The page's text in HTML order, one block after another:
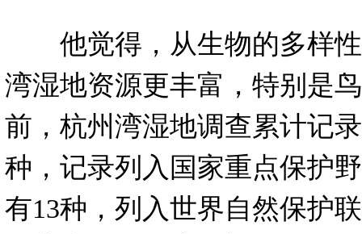
他觉得，从生物的多样性
湾湿地资源更丰富，特别是
前，杭州湾湿地调查累计记
种，记录列入国家重点保护
有13种，列入世界自然保护